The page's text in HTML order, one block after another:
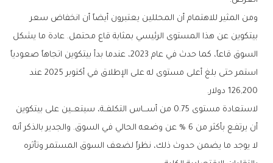
ومن المثير للاهتمام أن المحللين يعتبرون أيضاً أن انخفاض سعر
بيتكوين عن هذا المستوى الرئيسي بمثابة قاع محتمل. عادة ما يشكل
السوق قاعاً، كما حدث في عام 2023، عندما بدأ بيتكوين اتجاهاً صعودياً
استمر حتى بلغ أعلى مستوى له على الإطلاق في أكتوبر 2025 عند
126,200 دولار.
لاستعادة مستوى 0.75 من أســـاس التكلفــة، سيتعــين على بيتكوين
أن يرتفـع بأكثر من 6 % عن وضعه الحالي في السوق. والجدير بالذكر أنه
لا يوجد ما يضمن حدوث ذلك، نظراً لضعف السوق المستمر وتأثره